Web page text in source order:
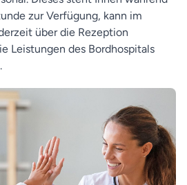
zur Verfügung, kann im
über die Rezeption
Leistungen des Bordhospitals